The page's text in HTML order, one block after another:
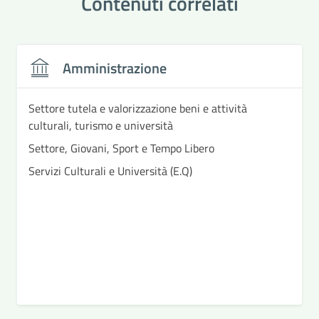
Amministrazione
Settore tutela e valorizzazione beni e attività
culturali, turismo e università
Settore, Giovani, Sport e Tempo Libero
Servizi Culturali e Università (E.Q)